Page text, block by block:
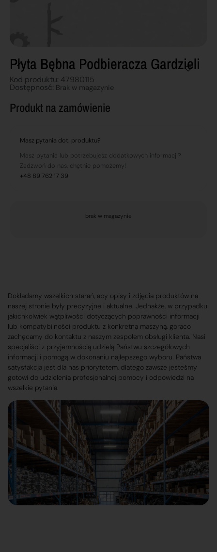
Płyta Bębna Podbieracza Gardzieli
Kod produktu: 47980115
Dostępnosć: Brak w magazynie
Produkt na zamówienie
Masz pytania dot. produktu?
Masz pytania lub potrzebujesz dodatkowych informacji?
Zadzwoń do nas, chętnie pomożemy!
+48 89 762 17 39
brak w magazynie
Dokładamy wszelkich starań, aby opisy i zdjęcia produktów na
naszej stronie były precyzyjne i aktualne. Jednakże, w przypadku
jakichkolwiek wątpliwości dotyczących poprawności informacji
lub kompatybilności produktu z konkretną maszyną, gorąco
zachęcamy do kontaktu z naszym zespołem obsługi klienta. Nasi
specjaliści z przyjemnością udzielą Państwu szczegółowych
informacji i pomogą w dokonaniu najlepszego wyboru. Państwa
satysfakcja jest dla nas priorytetem, dlatego zawsze jesteśmy
gotowi do udzielenia profesjonalnej pomocy i odpowiedzi na
wszelkie pytania.